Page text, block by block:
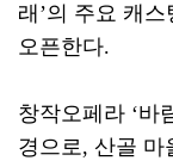
래 ’의 주요 캐스
오픈한다.
창작오페라 ‘바
경으로, 산골 마